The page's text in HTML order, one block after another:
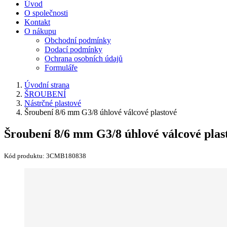
Úvod
O společnosti
Kontakt
O nákupu
Obchodní podmínky
Dodací podmínky
Ochrana osobních údajů
Formuláře
Úvodní strana
ŠROUBENÍ
Nástrčné plastové
Šroubení 8/6 mm G3/8 úhlové válcové plastové
Šroubení 8/6 mm G3/8 úhlové válcové
Kód produktu: 3CMB180838